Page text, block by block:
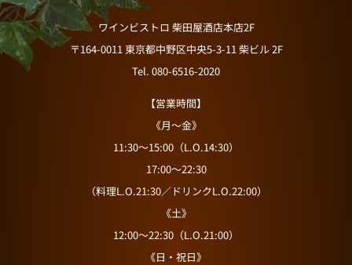
ワインビストロ 柴田屋酒店本店2F
〒164-0011 東京都中野区中央5-3-11 柴ビル 2F
Tel. 080-6516-2020
【営業時間】
《月～金》
11:30～15:00（L.O.14:30）
17:00～22:30
（料理L.O.21:30／ドリンクL.O.22:00）
《土》
12:00～22:30（L.O.21:00）
《日・祝日》